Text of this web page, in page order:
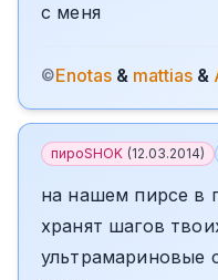
с меня
©Enotas & mattias &
пироSHOK (12.03.2014)
на нашем пирсе в
хранят шагов
ультрамариновые